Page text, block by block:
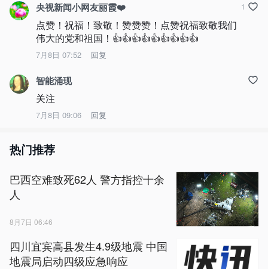
央视新闻小网友丽霞❤️
点赞！祝福！致敬！赞赞赞！点赞祝福致敬我们
伟大的党和祖国！👍👍👍👍👍👍👍👍👍
7月8日 07:52 回复
1
智能涌现
关注
7月8日 09:06 回复
热门推荐
巴西空难致死62人 警方指控十余
人
8月7日 06:46
四川宜宾高县发生4.9级地震 中国
地震局启动四级应急响应